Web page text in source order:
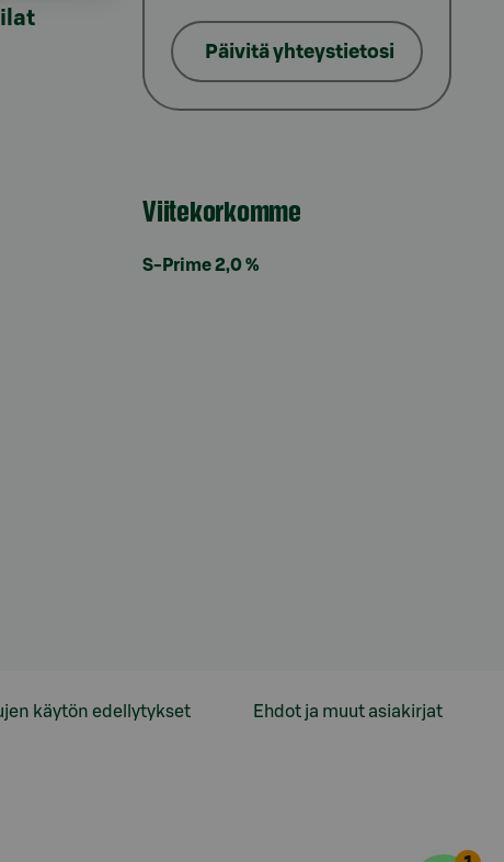
Päivitä yhteystietosi
Viitekorkomme
S-Prime 2,0 %
käytön edellytykset Ehdot ja muut asiakirjat